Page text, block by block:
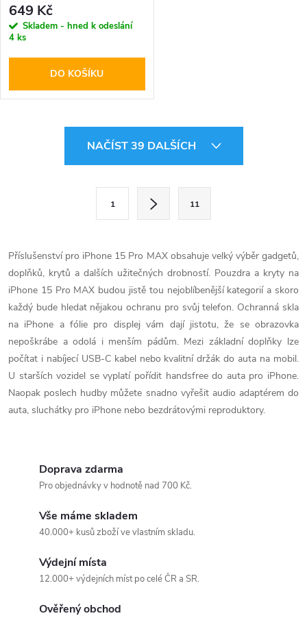
649 Kč
Skladem - hned k odeslání
4 ks
DO KOŠÍKU
d
a
c
í
p
r
v
NAČÍST 39 DALŠÍCH
á
n
k
o
v
á
n
í
1 11
Příslušenství pro iPhone 15 Pro MAX obsahuje velký výběr gadgetů,
doplňků, krytů a dalších užitečných drobností. Pouzdra a kryty na
iPhone 15 Pro MAX budou jistě tou nejoblíbenější kategorií a skoro
každý bude hledat nějakou ochranu pro svůj telefon. Ochranná skla
na iPhone a fólie pro displej vám dají jistotu, že se obrazovka
nepoškrábe a odolá i menším pádům. Mezi základní doplňky lze
počítat i nabíjecí USB-C kabel nebo kvalitní držák do auta na mobil.
U starších vozidel se vyplatí pořídit handsfree do auta pro iPhone.
Naopak poslech hudby můžete snadno vyřešit audio adaptérem do
auta, sluchátky pro iPhone nebo bezdrátovými reproduktory.
Doprava zdarma
Pro objednávky v hodnotě nad 700 Kč.
Vše máme skladem
40.000+ kusů zboží ve vlastním skladu.
Výdejní místa
12.000+ výdejních míst po celé ČR a SR.
Ověřený obchod